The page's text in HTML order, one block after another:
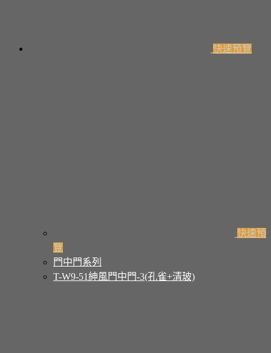
快速預覽
快速預
覽
門中門系列
T-W9-51紳風門中門-3(孔雀+清玻)